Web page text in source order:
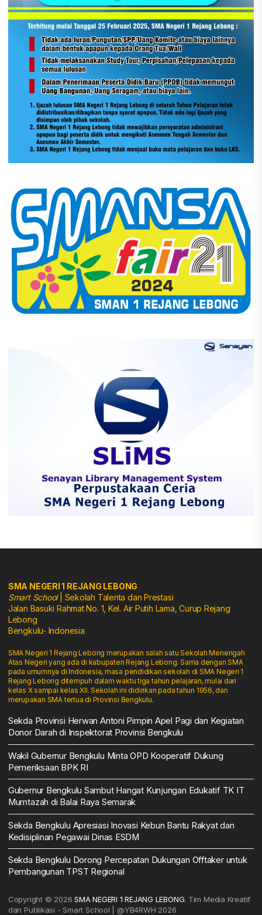
SMA NEGERI 1 REJANG LEBONG
Smart School| Sekolah Talenta dan Prestasi
Jalan Basuki Rahmat No. 1, Kel. Air Putih Lama, Curup Rejang
Lebong
Bengkulu- Indonesia
SMA Negeri 1 Rejang Lebong merupakan salah satu Sekolah Menengah
Atas Negeri yang ada di kabupaten Rejang Lebong. Sama dengan SMA
pada umumnya di Indonesia, masa pendidikan sekolah di SMA Negeri 1
Rejang Lebong ditempuh dalam waktu tiga tahun pelajaran, mulai dari
kelas X sampai kelas XII. Sekolah ini didirikan pada tahun 1956, dan
merupakan SMA tertua di Provinsi Bengkulu.
Sekda Provinsi Herwan Antoni Pimpin Apel Pagi dan Kegiatan
Donor Darah di Inspektorat Provinsi Bengkulu
Wakil Gubernur Bengkulu Minta OPD Kooperatif Dukung
Pemeriksaan BPK RI
Gubernur Bengkulu Sambut Hangat Kunjungan Edukatif TK IT
Mumtazah di Balai Raya Semarak
Sekda Bengkulu Apresiasi Inovasi Kebun Bantu Rakyat dan
Kedisiplinan Pegawai Dinas ESDM
Sekda Bengkulu Dorong Percepatan Dukungan Offtaker untuk
Pembangunan TPST Regional
Copyright © 2026SMA NEGERI 1 REJANG LEBONG. Tim Media Kreatif
dan Publikasi - Smart School | @YB4RWH 2026